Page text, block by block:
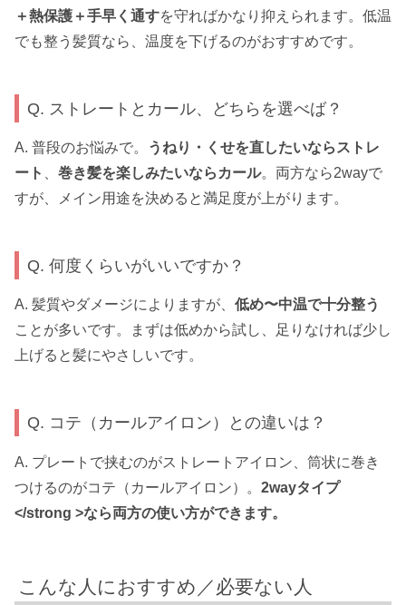
＋熱保護＋手早く通すを守ればかなり抑えられます。低温
でも整う髪質なら、温度を下げるのがおすすめです。
Q. ストレートとカール、どちらを選べば？
A. 普段のお悩みで。
うねり・くせを直したいならストレ
ート
巻き髪を楽しみたいならカール。両方なら2wayで
すが、メイン用途を決めると満足度が上がります。
Q. 何度くらいがいいですか？
A. 髪質やダメージによりますが、 低め〜中温で十分整う
ことが多いです。まずは低めから試し、足りなければ少し
上げると髪にやさしいです。
Q. コテ（カールアイロン）との違いは？
A. プレートで挟むのがストレートアイロン、筒状に巻き
つけるのがコテ（カールアイロン）。 2wayタイプ
</strong >なら両方の使い方ができます。
こんな人におすすめ／必要ない人